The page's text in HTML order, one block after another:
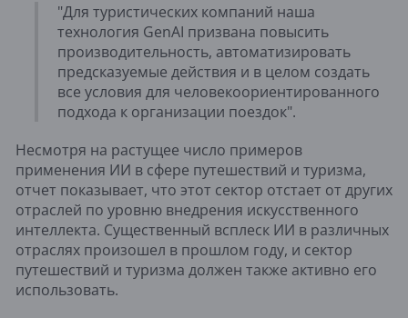
"Для туристических компаний наша
технология GenAI призвана повысить
производительность, автоматизировать
предсказуемые действия и в целом создать
все условия для человекоориентированного
подхода к организации поездок".
Несмотря на растущее число примеров
применения ИИ в сфере путешествий и туризма,
отчет показывает, что этот сектор отстает от других
отраслей по уровню внедрения искусственного
интеллекта. Существенный всплеск ИИ в различных
отраслях произошел в прошлом году, и сектор
путешествий и туризма должен также активно его
использовать.